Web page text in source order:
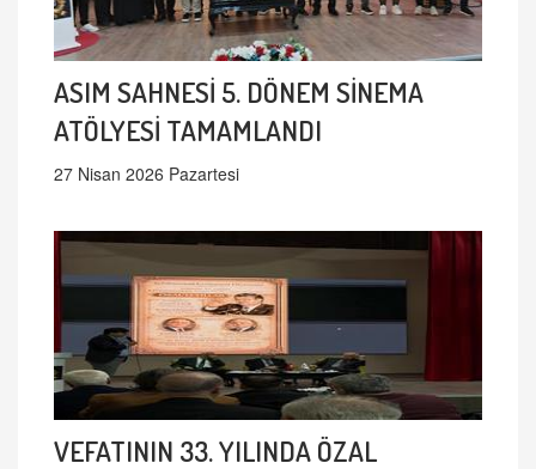
ASIM SAHNESİ 5. DÖNEM SİNEMA
ATÖLYESİ TAMAMLANDI
27 Nisan 2026 Pazartesi
VEFATININ 33. YILINDA ÖZAL